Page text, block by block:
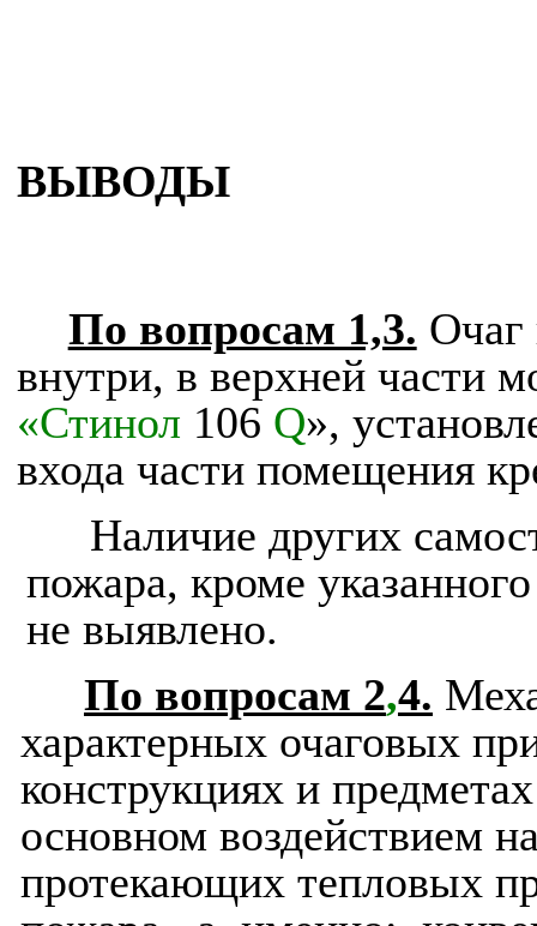
ВЫВОДЫ
По вопросам 1,3. Очаг
внутри, в верхней части
«Стинол 106 Q»,
входа части помещения
Наличие других
пожара, кроме
не выявлено.
По вопросам 2,4.
характерных очаговых
конструкциях и
основном воздействием
протекающих тепловых